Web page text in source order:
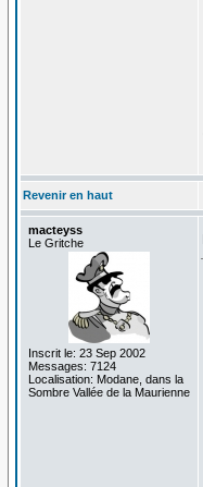
Revenir en haut
macteyss
Le Gritche
Inscrit le: 23 Sep 2002
Messages: 7124
Localisation: Modane, dans la
Sombre Vallée de la Maurienne